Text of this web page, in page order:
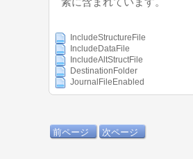
IncludeStructureFile
IncludeDataFile
IncludeAltStructFile
DestinationFolder
JournalFileEnabled
前ページ 次ページ